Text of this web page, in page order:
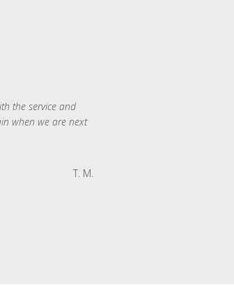
the service and
when we are next
T. M.